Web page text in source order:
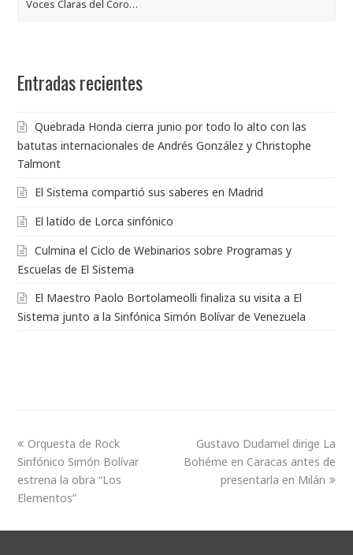
Voces Claras del Coro…
Entradas recientes
Quebrada Honda cierra junio por todo lo alto con las
batutas internacionales de Andrés González y Christophe
Talmont
El Sistema compartió sus saberes en Madrid
El latido de Lorca sinfónico
Culmina el Ciclo de Webinarios sobre Programas y
Escuelas de El Sistema
El Maestro Paolo Bortolameolli finaliza su visita a El
Sistema junto a la Sinfónica Simón Bolívar de Venezuela
Orquesta de Rock
Sinfónico Simón Bolívar
estrena la obra “Los
Elementos”
Gustavo Dudamel dirige La
Bohéme en Caracas antes de
presentarla en Milán